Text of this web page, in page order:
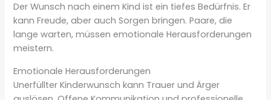
Der Wunsch nach einem Kind ist ein tiefes Bedürfnis. Er
kann Freude, aber auch Sorgen bringen. Paare, die
lange warten, müssen emotionale Herausforderungen
meistern.
Emotionale Herausforderungen
Unerfüllter Kinderwunsch kann Trauer und Ärger